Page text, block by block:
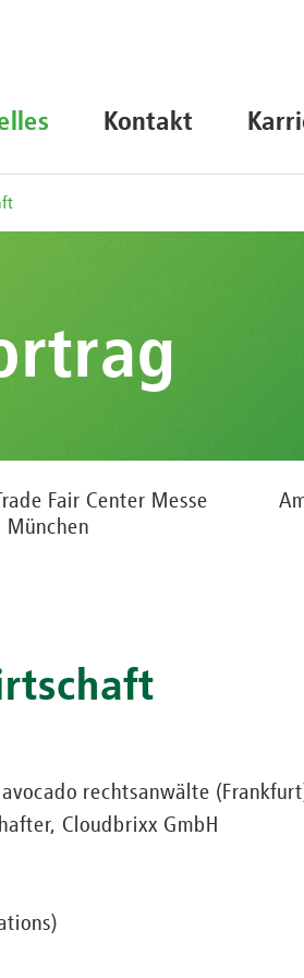
Kontakt
Fair Center Messe
München
rechtsanwälte
Cloudbrixx GmbH